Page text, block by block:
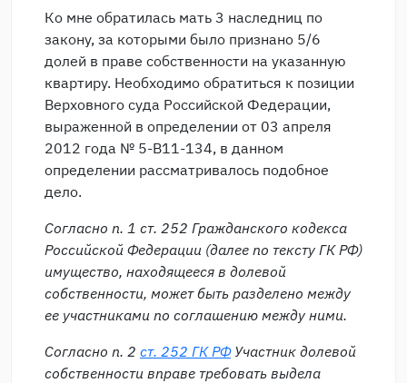
Ко мне обратилась мать 3 наследниц по
закону, за которыми было признано 5/6
долей в праве собственности на указанную
квартиру. Необходимо обратиться к позиции
Верховного суда Российской Федерации,
выраженной в определении от 03 апреля
2012 года № 5-В11-134, в данном
определении рассматривалось подобное
дело.
Согласно п. 1 ст. 252 Гражданского кодекса
Российской Федерации (далее по тексту ГК РФ)
имущество, находящееся в долевой
собственности, может быть разделено между
ее участниками по соглашению между ними.
Согласно п. 2 ст. 252 ГК РФУчастник долевой
собственности вправе требовать выдела